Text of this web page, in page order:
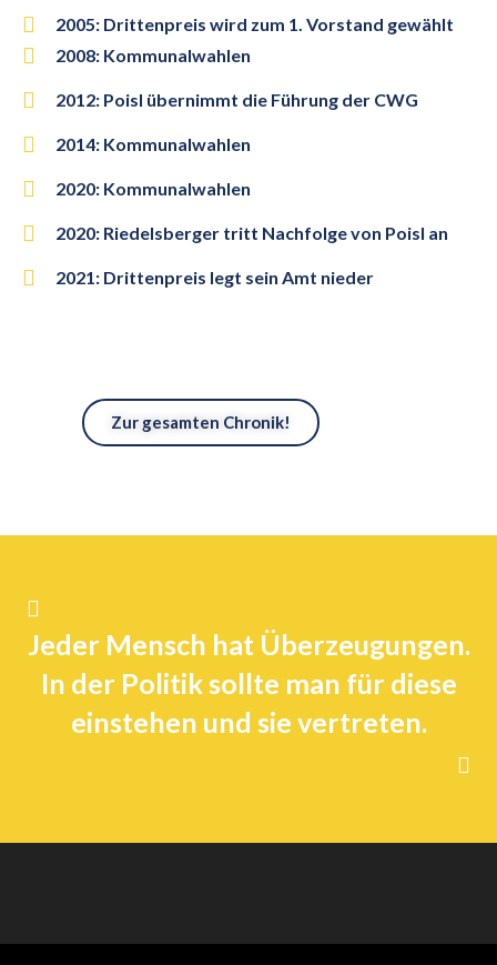
2005: Drittenpreis wird zum 1. Vorstand gewählt
2008: Kommunalwahlen
2012: Poisl übernimmt die Führung der CWG
2014: Kommunalwahlen
2020: Kommunalwahlen
2020: Riedelsberger tritt Nachfolge von Poisl an
2021: Drittenpreis legt sein Amt nieder
Zur gesamten Chronik!
Jeder Mensch hat Überzeugungen.
In der Politik sollte man für diese
einstehen und sie vertreten.